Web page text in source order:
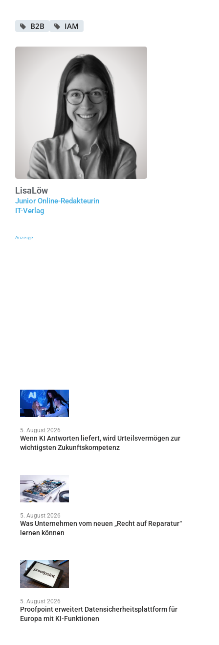
B2B IAM
LisaLöw
Junior Online-Redakteurin
IT-Verlag
Anzeige
5. August 2026
Wenn KI Antworten liefert, wird Urteilsvermögen zur
wichtigsten Zukunftskompetenz
5. August 2026
Was Unternehmen vom neuen „Recht auf Reparatur“
lernen können
5. August 2026
Proofpoint erweitert Datensicherheitsplattform für
Europa mit KI-Funktionen